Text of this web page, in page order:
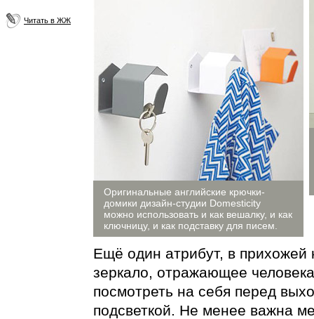
Читать в ЖЖ
Оригинальные английские крючки-
домики дизайн-студии Domesticity
можно использовать и как вешалку, и как
ключницу, и как подставку для писем.
Ещё один атрибут, в
зеркало, отражающее
посмотреть на себя перед
подсветкой. Не менее важна